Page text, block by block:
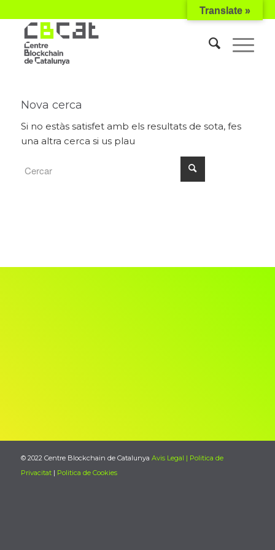
Nova cerca
Si no estàs satisfet amb els resultats de sota, fes
una altra cerca si us plau
© 2022 Centre Blockchain de Catalunya Avis Legal | Politica de
Privacitat| Politica de Cookies
Translate »